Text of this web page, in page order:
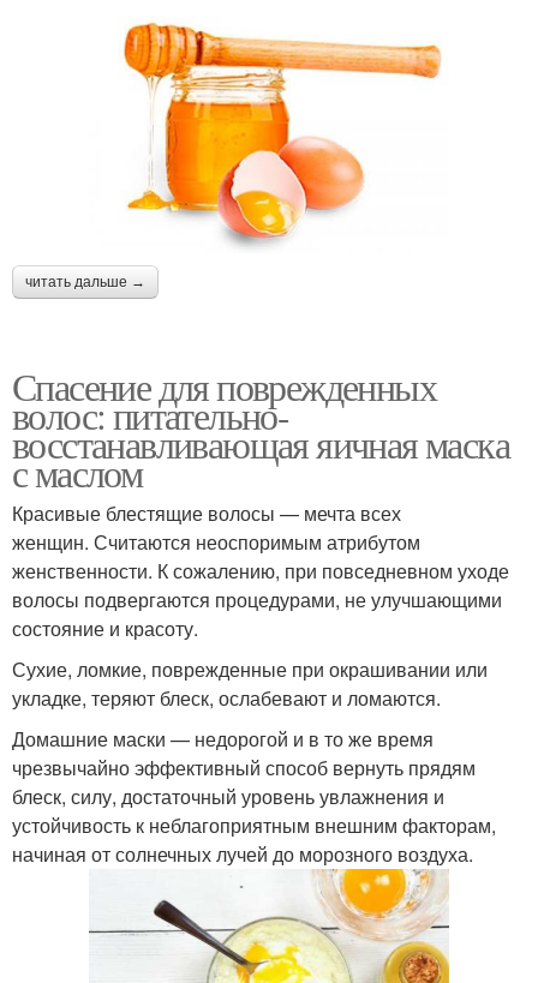
читать дальше →
Спасение для поврежденных
волос: питательно-
восстанавливающая яичная маска
с маслом
Красивые блестящие волосы — мечта всех
женщин. Считаются неоспоримым атрибутом
женственности. К сожалению, при повседневном уходе
волосы подвергаются процедурами, не улучшающими
состояние и красоту.
Сухие, ломкие, поврежденные при окрашивании или
укладке, теряют блеск, ослабевают и ломаются.
Домашние маски — недорогой и в то же время
чрезвычайно эффективный способ вернуть прядям
блеск, силу, достаточный уровень увлажнения и
устойчивость к неблагоприятным внешним факторам,
начиная от солнечных лучей до морозного воздуха.